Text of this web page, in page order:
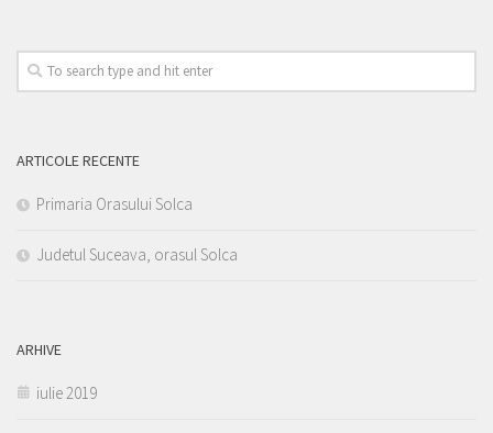
ARTICOLE RECENTE
Primaria Orasului Solca
Judetul Suceava, orasul Solca
ARHIVE
iulie 2019